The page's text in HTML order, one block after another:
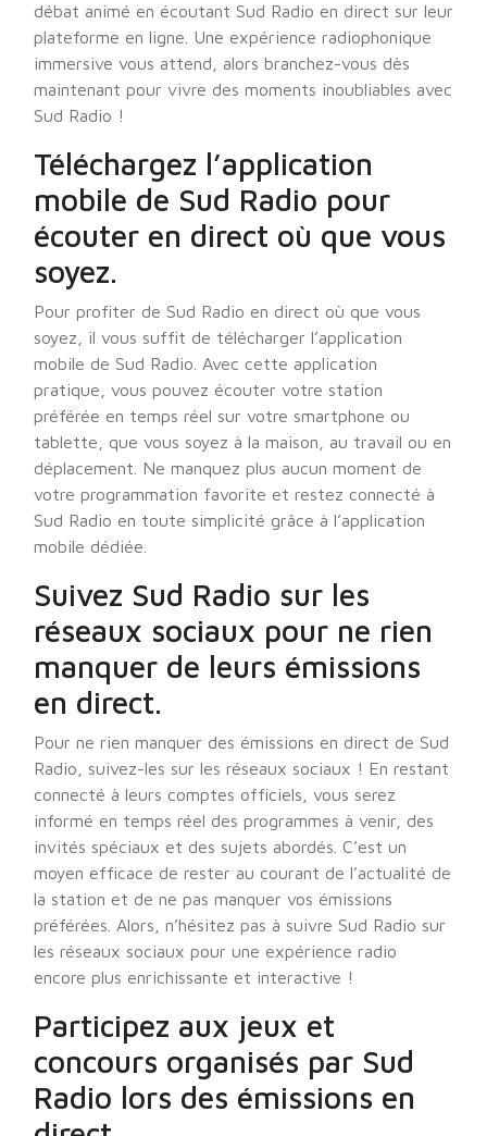
débat animé en écoutant Sud Radio en direct sur leur
plateforme en ligne. Une expérience radiophonique
immersive vous attend, alors branchez-vous dès
maintenant pour vivre des moments inoubliables avec
Sud Radio !
Téléchargez l’application
mobile de Sud Radio pour
écouter en direct où que vous
soyez.
Pour profiter de Sud Radio en direct où que vous
soyez, il vous suffit de télécharger l’application
mobile de Sud Radio. Avec cette application
pratique, vous pouvez écouter votre station
préférée en temps réel sur votre smartphone ou
tablette, que vous soyez à la maison, au travail ou en
déplacement. Ne manquez plus aucun moment de
votre programmation favorite et restez connecté à
Sud Radio en toute simplicité grâce à l’application
mobile dédiée.
Suivez Sud Radio sur les
réseaux sociaux pour ne rien
manquer de leurs émissions
en direct.
Pour ne rien manquer des émissions en direct de Sud
Radio, suivez-les sur les réseaux sociaux ! En restant
connecté à leurs comptes officiels, vous serez
informé en temps réel des programmes à venir, des
invités spéciaux et des sujets abordés. C’est un
moyen efficace de rester au courant de l’actualité de
la station et de ne pas manquer vos émissions
préférées. Alors, n’hésitez pas à suivre Sud Radio sur
les réseaux sociaux pour une expérience radio
encore plus enrichissante et interactive !
Participez aux jeux et
concours organisés par Sud
Radio lors des émissions en